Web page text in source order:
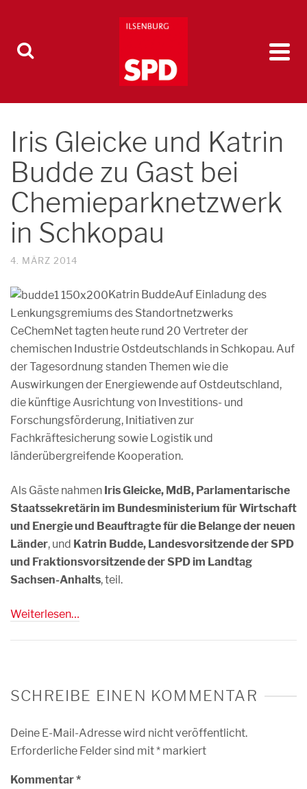
Iris Gleicke und Katrin
Budde zu Gast bei
Chemieparknetzwerk
in Schkopau
4. MÄRZ 2014
Katrin BuddeAuf Einladung des
Lenkungsgremiums des Standortnetzwerks
CeChemNet tagten heute rund 20 Vertreter der
chemischen Industrie Ostdeutschlands in Schkopau. Auf
der Tagesordnung standen Themen wie die
Auswirkungen der Energiewende auf Ostdeutschland,
die künftige Ausrichtung von Investitions- und
Forschungsförderung, Initiativen zur
Fachkräftesicherung sowie Logistik und
länderübergreifende Kooperation.
Als Gäste nahmen Iris Gleicke, MdB, Parlamentarische
Staatssekretärin im Bundesministerium für Wirtschaft
und Energie und Beauftragte für die Belange der neuen
Länder, und Katrin Budde, Landesvorsitzende der SPD
und Fraktionsvorsitzende der SPD im Landtag
Sachsen-Anhalts, teil.
Weiterlesen…
SCHREIBE EINEN KOMMENTAR
Deine E-Mail-Adresse wird nicht veröffentlicht.
Erforderliche Felder sind mit* markiert
Kommentar*